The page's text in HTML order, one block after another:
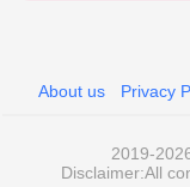
About us Privacy
2019-
Disclaimer:All